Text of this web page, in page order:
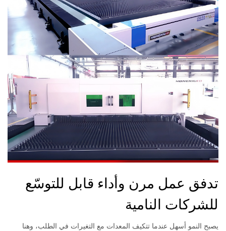
تدفق عمل مرن وأداء قابل للتوسّع
للشركات النامية
يصبح النمو أسهل عندما تتكيف المعدات مع التغيرات في الطلب، وهنا